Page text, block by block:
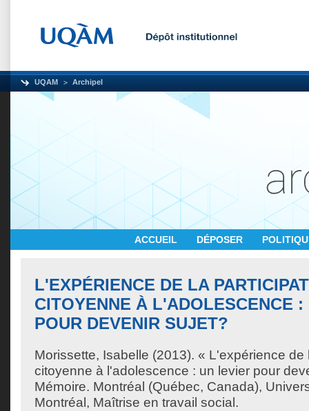
UQAM Archipel
ACCUEIL DÉPOSER
L'EXPÉRIENCE DE LA
CITOYENNE À L'ADOLESCENCE :
POUR DEVENIR SUJET?
Morissette, Isabelle (2013). « L'expérience de
citoyenne à l'adolescence : un levier pour
Mémoire. Montréal (Québec, Canada),
Montréal, Maîtrise en travail social.